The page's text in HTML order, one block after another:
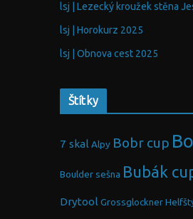
lsj | Lezecký kroužek stěna
lsj | Horokurz 2025
lsj | Obnova cest 2025
Štítky
7 skal Alpy Bobr cup
Boulder sešna Bubák
Drytool Grossglockner